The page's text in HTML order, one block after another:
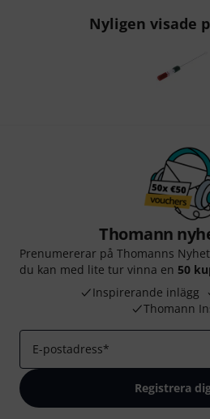
Nyligen visade
Thomann
Prenumererar på Thomanns
du kan med lite tur vinna en 50
Inspirerande inlägg
Thomann
E-postadress*
Registrera